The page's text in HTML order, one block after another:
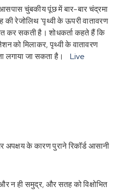
चुंबकीय पूंछ में बार-बार चंद्रमा
रेजोलिथ 'पृथ्वी के ऊपरी वातावरण
कर सकती है। शोधकर्ता कहते हैं कि
को मिलाकर, पृथ्वी के वातावरण
लगाया जा सकता है।
Live
अपक्षय के कारण पुराने रिकॉर्ड आसानी
न ही समुद्र, और सतह को विक्षोभित